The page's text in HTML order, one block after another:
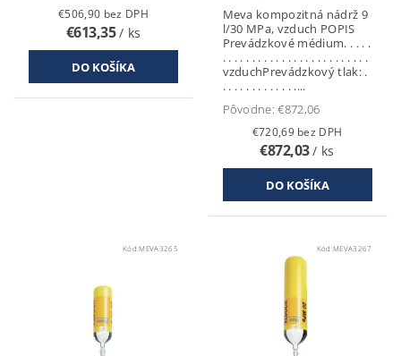
€506,90 bez DPH
€613,35/ ks
Meva kompozitná nádrž 9
l/30 MPa, vzduch POPIS
Prevádzkové médium. . . . .
. . . . . . . . . . . . . . . . . . . . . . . . .
vzduchPrevádzkový tlak: .
. . . . . . . . . . . . ....
Pôvodne:€872,06
€720,69 bez DPH
€872,03/ ks
Kód:MEVA3265 Kód:MEVA3267